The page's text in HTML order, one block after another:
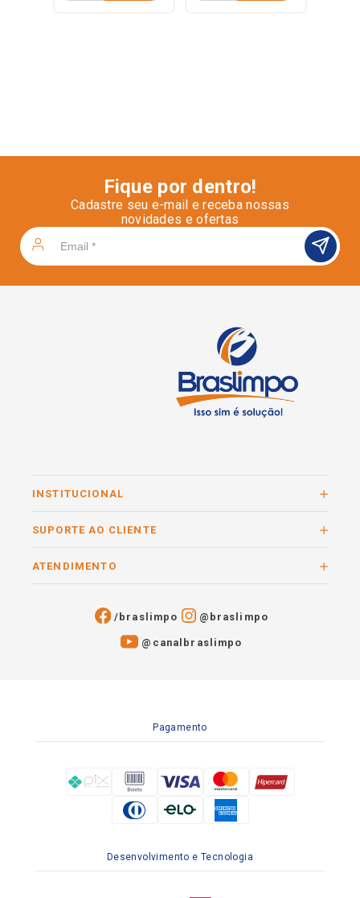
Fique por dentro!
Cadastre seu e-mail e receba nossas
novidades e ofertas
INSTITUCIONAL
SUPORTE AO CLIENTE
ATENDIMENTO
/braslimpo @braslimpo
@canalbraslimpo​
Pagamento
Desenvolvimento e Tecnologia